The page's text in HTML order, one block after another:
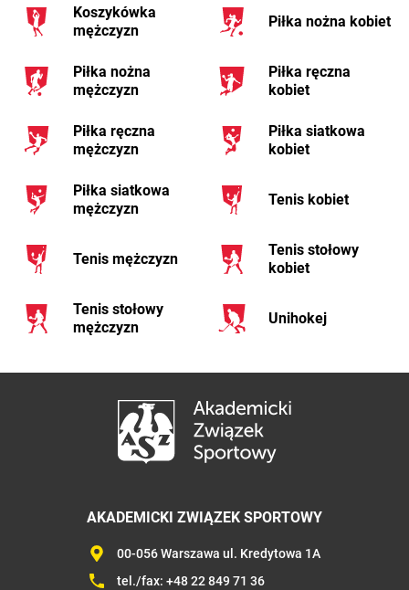
Koszykówka
mężczyzn
Piłka nożna kobiet
Piłka nożna
mężczyzn
Piłka ręczna
kobiet
Piłka ręczna
mężczyzn
Piłka siatkowa
kobiet
Piłka siatkowa
mężczyzn
Tenis kobiet
Tenis mężczyzn
Tenis stołowy
kobiet
Tenis stołowy
mężczyzn
Unihokej
AKADEMICKI ZWIĄZEK SPORTOWY
00-056 Warszawa ul. Kredytowa 1A
tel./fax: +48 22 849 71 36